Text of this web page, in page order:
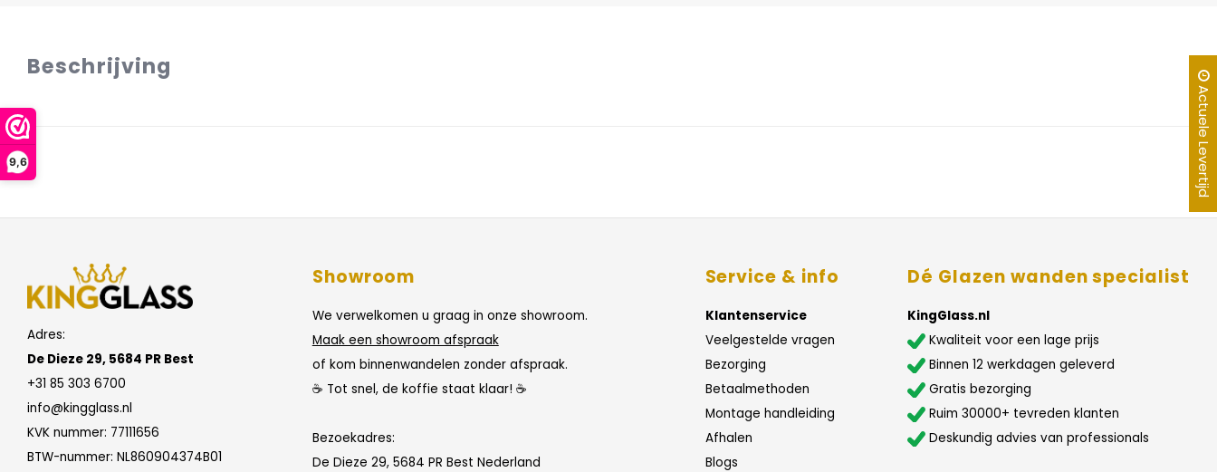
9,6
Beschrijving
Adres:
De Dieze 29, 5684 PR Best
+31 85 303 6700
info@kingglass.nl
KVK nummer: 77111656
BTW-nummer: NL860904374B01
Showroom
We verwelkomen u graag in onze showroom.
Maak een showroom afspraak
of kom binnenwandelen zonder afspraak.
☕ Tot snel, de koffie staat klaar! ☕
Bezoekadres:
De Dieze 29, 5684 PR Best Nederland
Service & info
Klantenservice
Veelgestelde vragen
Bezorging
Betaalmethoden
Montage handleiding
Afhalen
Blogs
Dé Glazen wanden specialist
KingGlass.nl
Kwaliteit voor een lage prijs
Binnen 12 werkdagen geleverd
Gratis bezorging
Ruim 30000+ tevreden klanten
Deskundig advies van professionals
Actuele Levertijd